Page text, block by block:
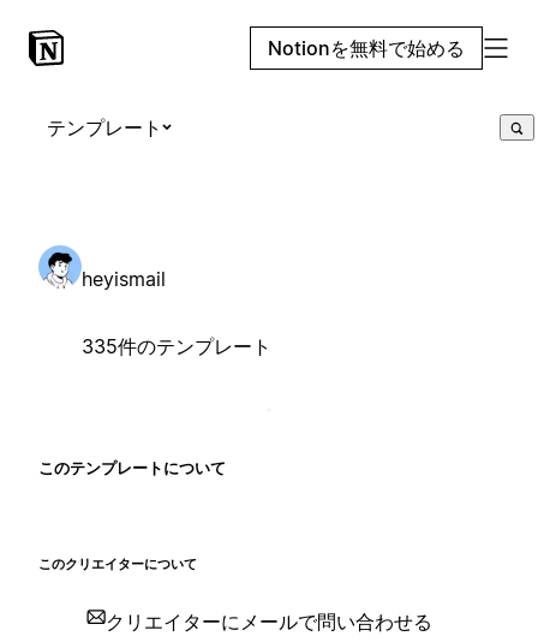
Notionを無料で始める
テンプレート
heyismail
335件のテンプレート
このテンプレートについて
このクリエイターについて
クリエイターにメールで問い合わせる